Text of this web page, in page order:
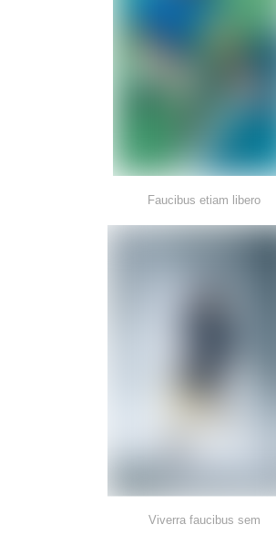
Faucibus etiam libero
Viverra faucibus sem